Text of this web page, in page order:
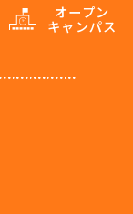
オープン
キャンパス